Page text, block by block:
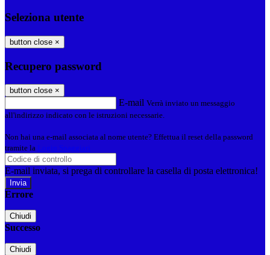
Seleziona utente
button close ×
Recupero password
button close ×
E-mail Verrà inviato un messaggio
all'indirizzo indicato con le istruzioni necessarie.
Non hai una e-mail associata al nome utente? Effettua il reset della password
tramite la Login Spaggiari
E-mail inviata, si prega di controllare la casella di posta elettronica!
Errore
Chiudi
Successo
Chiudi